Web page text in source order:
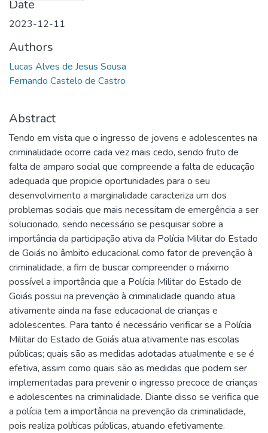
Date
2023-12-11
Authors
Lucas Alves de Jesus Sousa
Fernando Castelo de Castro
Abstract
Tendo em vista que o ingresso de jovens e adolescentes na
criminalidade ocorre cada vez mais cedo, sendo fruto de
falta de amparo social que compreende a falta de educação
adequada que propicie oportunidades para o seu
desenvolvimento a marginalidade caracteriza um dos
problemas sociais que mais necessitam de emergência a ser
solucionado, sendo necessário se pesquisar sobre a
importância da participação ativa da Polícia Militar do Estado
de Goiás no âmbito educacional como fator de prevenção à
criminalidade, a fim de buscar compreender o máximo
possível a importância que a Polícia Militar do Estado de
Goiás possui na prevenção à criminalidade quando atua
ativamente ainda na fase educacional de crianças e
adolescentes. Para tanto é necessário verificar se a Polícia
Militar do Estado de Goiás atua ativamente nas escolas
públicas; quais são as medidas adotadas atualmente e se é
efetiva, assim como quais são as medidas que podem ser
implementadas para prevenir o ingresso precoce de crianças
e adolescentes na criminalidade. Diante disso se verifica que
a polícia tem a importância na prevenção da criminalidade,
pois realiza políticas públicas, atuando efetivamente.